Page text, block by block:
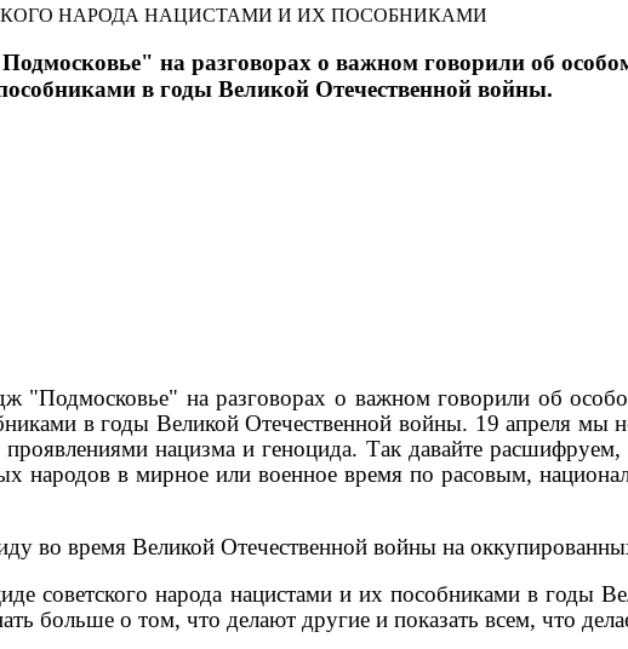
НАРОДА НАЦИСТАМИ И ИХ ПОСОБНИКАМИ
на разговорах о важном говорили об
в годы Великой Отечественной войны.
на разговорах о важном говорили об
в годы Великой Отечественной войны. 19 апреля мы
нацизма и геноцида. Так давайте расшифруем,
народов в мирное или военное время по расовым,
во время Великой Отечественной войны на
советского народа нацистами и их пособниками в годы
больше о том, что делают другие и показать всем, что